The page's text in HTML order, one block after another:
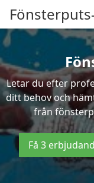
Letar du efter
ditt behov och
från
Få 3